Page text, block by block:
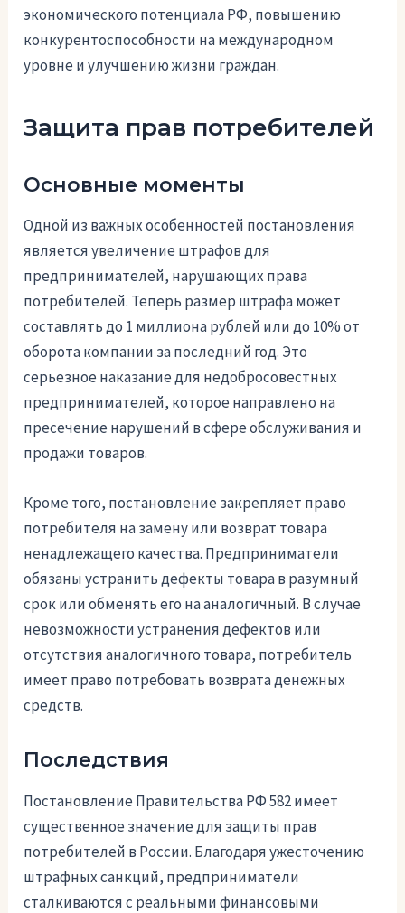
экономического потенциала РФ, повышению
конкурентоспособности на международном
уровне и улучшению жизни граждан.
Защита прав потребителей
Основные моменты
Одной из важных особенностей постановления
является увеличение штрафов для
предпринимателей, нарушающих права
потребителей. Теперь размер штрафа может
составлять до 1 миллиона рублей или до 10% от
оборота компании за последний год. Это
серьезное наказание для недобросовестных
предпринимателей, которое направлено на
пресечение нарушений в сфере обслуживания и
продажи товаров.
Кроме того, постановление закрепляет право
потребителя на замену или возврат товара
ненадлежащего качества. Предприниматели
обязаны устранить дефекты товара в разумный
срок или обменять его на аналогичный. В случае
невозможности устранения дефектов или
отсутствия аналогичного товара, потребитель
имеет право потребовать возврата денежных
средств.
Последствия
Постановление Правительства РФ 582 имеет
существенное значение для защиты прав
потребителей в России. Благодаря ужесточению
штрафных санкций, предприниматели
сталкиваются с реальными финансовыми